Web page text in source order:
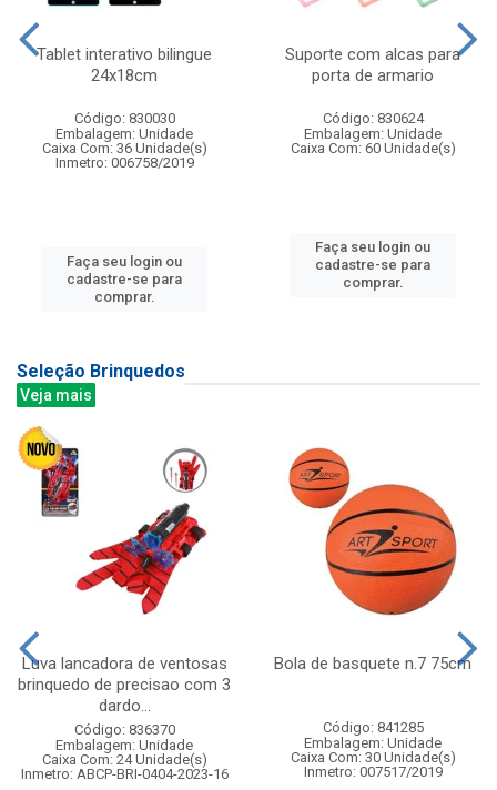
Tablet interativo bilingue
24x18cm
Código: 830030
Embalagem: Unidade
Caixa Com: 36 Unidade(s)
Inmetro: 006758/2019
Faça seu login ou
cadastre-se para
comprar.
Suporte com alcas para
porta de armario
Código: 830624
Embalagem: Unidade
Caixa Com: 60 Unidade(s)
Faça seu login ou
cadastre-se para
comprar.
Seleção Brinquedos
Veja mais
Luva lancadora de ventosas
brinquedo de precisao com 3
dardo...
Código: 836370
Embalagem: Unidade
Caixa Com: 24 Unidade(s)
Inmetro: ABCP-BRI-0404-2023-16
Bola de basquete n.7 75cm
Código: 841285
Embalagem: Unidade
Caixa Com: 30 Unidade(s)
Inmetro: 007517/2019